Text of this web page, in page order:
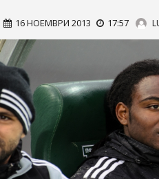
16 НОЕМВРИ 2013 17:57